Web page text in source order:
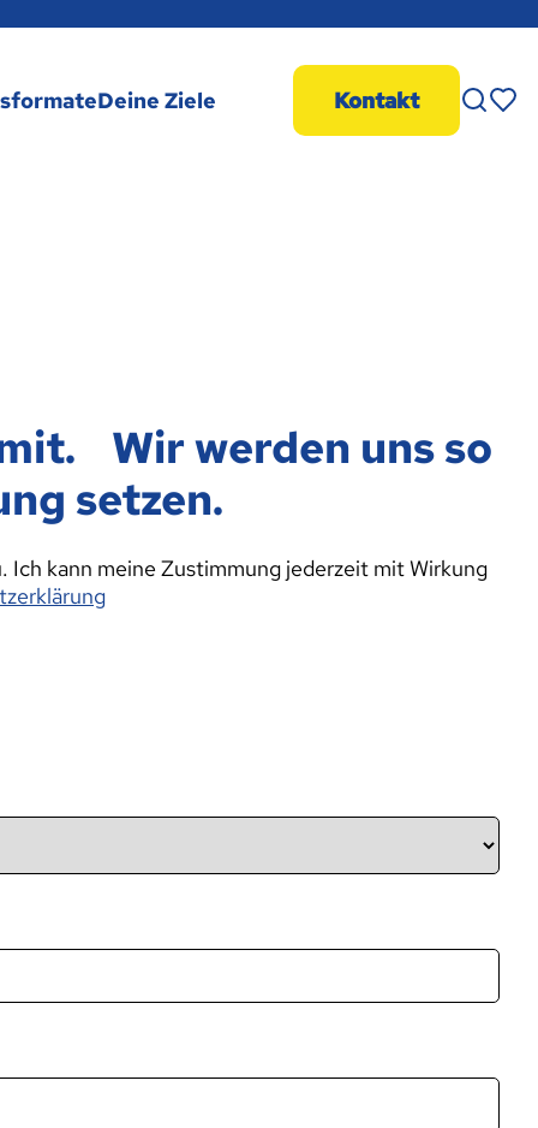
Deine Ziele Kontakt
Wir werden uns so
setzen.
kann meine Zustimmung jederzeit mit Wirkung